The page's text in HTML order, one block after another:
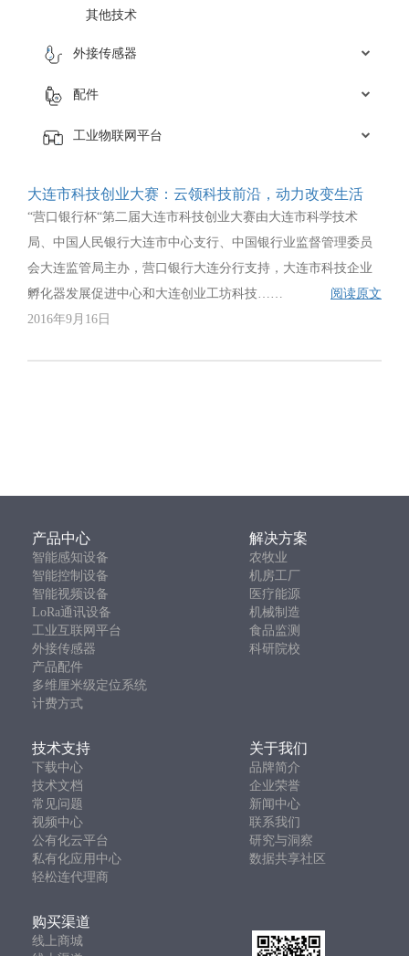
其他技术
外接传感器
配件
工业物联网平台
大连市科技创业大赛：云领科技前沿，动力改变生活
“营口银行杯“第二届大连市科技创业大赛由大连市科学技术
局、中国人民银行大连市中心支行、中国银行业监督管理委员
会大连监管局主办，营口银行大连分行支持，大连市科技企业
孵化器发展促进中心和大连创业工坊科技……
阅读原文
2016年9月16日
产品中心 解决方案
智能感知设备
农牧业
智能控制设备
机房工厂
智能视频设备
医疗能源
LoRa通讯设备
机械制造
工业互联网平台
食品监测
外接传感器
科研院校
产品配件
多维厘米级定位系统
计费方式
技术支持 关于我们
下载中心
品牌简介
技术文档
企业荣誉
常见问题
新闻中心
视频中心
联系我们
公有化云平台
研究与洞察
私有化应用中心
数据共享社区
轻松连代理商
购买渠道
线上商城